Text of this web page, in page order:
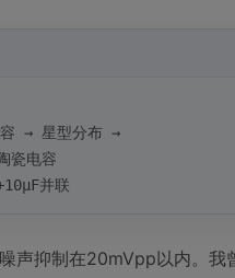
→ 星型分布 →
瓷电容
并联
声抑制在20mVpp以内。